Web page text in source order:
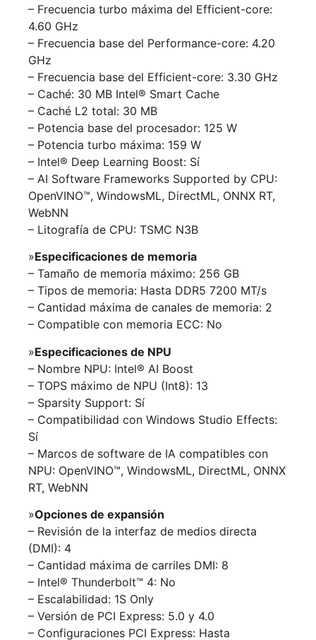
– Frecuencia turbo máxima del Efficient-core:
4.60 GHz
– Frecuencia base del Performance-core: 4.20
GHz
– Frecuencia base del Efficient-core: 3.30 GHz
– Caché: 30 MB Intel® Smart Cache
– Caché L2 total: 30 MB
– Potencia base del procesador: 125 W
– Potencia turbo máxima: 159 W
– Intel® Deep Learning Boost: Sí
– AI Software Frameworks Supported by CPU:
OpenVINO™, WindowsML, DirectML, ONNX RT,
WebNN
– Litografía de CPU: TSMC N3B
»Especificaciones de memoria
– Tamaño de memoria máximo: 256 GB
– Tipos de memoria: Hasta DDR5 7200 MT/s
– Cantidad máxima de canales de memoria: 2
– Compatible con memoria ECC: No
»Especificaciones de NPU
– Nombre NPU: Intel® AI Boost
– TOPS máximo de NPU (Int8): 13
– Sparsity Support: Sí
– Compatibilidad con Windows Studio Effects:
Sí
– Marcos de software de IA compatibles con
NPU: OpenVINO™, WindowsML, DirectML, ONNX
RT, WebNN
»Opciones de expansión
– Revisión de la interfaz de medios directa
(DMI): 4
– Cantidad máxima de carriles DMI: 8
– Intel® Thunderbolt™ 4: No
– Escalabilidad: 1S Only
– Versión de PCI Express: 5.0 y 4.0
– Configuraciones PCI Express: Hasta